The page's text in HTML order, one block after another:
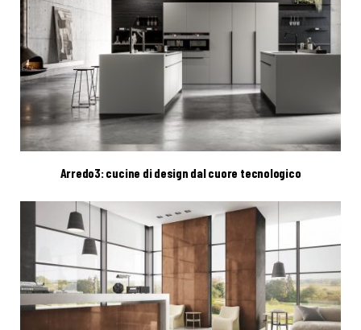
Arredo3: cucine di design dal cuore tecnologico